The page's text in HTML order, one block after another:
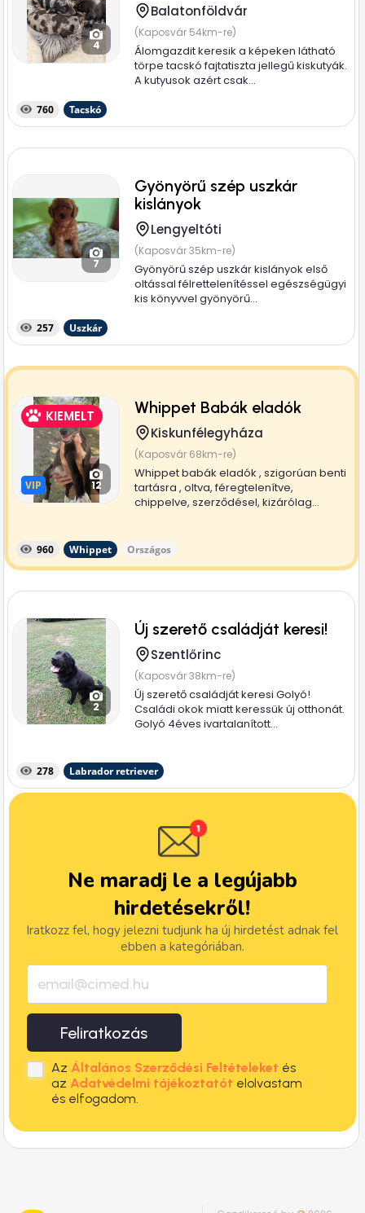
4
Balatonföldvár
(Kaposvár 54km-re)
Álomgazdit keresik a képeken látható
törpe tacskó fajtatiszta jellegű kiskutyák.
A kutyusok azért csak...
760 Tacskó
7
Gyönyörű szép uszkár
kislányok
Lengyeltóti
(Kaposvár 35km-re)
Gyönyörű szép uszkár kislányok első
oltással félrettelenítéssel egészségügyi
kis könyvvel gyönyörű...
257 Uszkár
KIEMELT
VIP
VIP 12
Whippet Babák eladók
Kiskunfélegyháza
(Kaposvár 68km-re)
Whippet babák eladók , szigorúan benti
tartásra , oltva, féregtelenítve,
chippelve, szerződésel, kizárólag...
960 Whippet Országos
2
Új szerető családját keresi!
Szentlőrinc
(Kaposvár 38km-re)
Új szerető családját keresi Golyó!
Családi okok miatt keressük új otthonát.
Golyó 4éves ivartalanított...
278 Labrador retriever
Ne maradj le a legújabb
hirdetésekről!
Iratkozz fel, hogy jelezni tudjunk ha új hirdetést adnak fel
ebben a kategóriában.
Feliratkozás
Az Általános Szerződési Feltételeket és
az Adatvédelmi tájékoztatót elolvastam
és elfogadom.